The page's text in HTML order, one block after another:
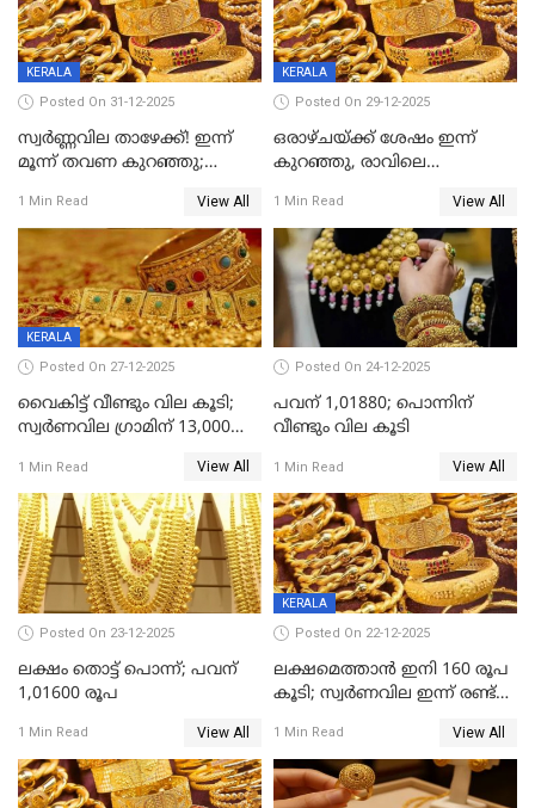
KERALA
Posted On 31-12-2025
സ്വർണ്ണവില താഴേക്ക്! ഇന്ന്
മൂന്ന് തവണ കുറഞ്ഞു;
1 Min Read View All
KERALA
Posted On 29-12-2025
ഒരാഴ്ചയ്ക്ക് ശേഷം ഇന്ന്
കുറഞ്ഞു, രാവിലെ
ഇടിവ്
1 Min Read View All
KERALA
Posted On 27-12-2025
വൈകിട്ട് വീണ്ടും വില കൂടി;
സ്വർണവില ഗ്രാമിന് 13,000
റെക്കോർഡ്
1 Min Read View All
Posted On 24-12-2025
പവന് 1,01880; പൊന്നിന്
വീണ്ടും വില കൂടി
1 Min Read View All
Posted On 23-12-2025
ലക്ഷം തൊട്ട് പൊന്ന്; പവന്
1,01600 രൂപ
1 Min Read View All
KERALA
Posted On 22-12-2025
ലക്ഷമെത്താൻ ഇനി 160 രൂപ
കൂടി; സ്വർണവില ഇന്ന് രണ്ട്
1 Min Read View All